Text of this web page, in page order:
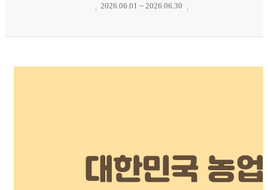
2026.06.01 ~ 2026.06.30